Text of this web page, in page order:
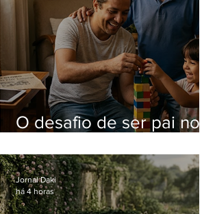
O desafio de ser pai no
Jornal Daki
há 4 horas